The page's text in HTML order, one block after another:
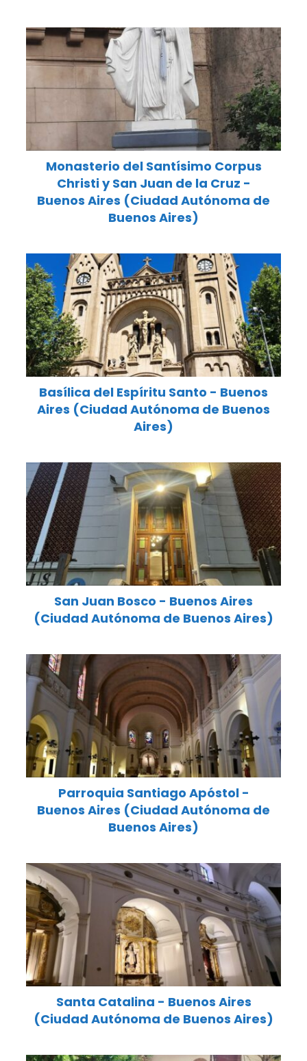
Monasterio del Santísimo Corpus
Christi y San Juan de la Cruz -
Buenos Aires (Ciudad Autónoma de
Buenos Aires)
Basílica del Espíritu Santo - Buenos
Aires (Ciudad Autónoma de Buenos
Aires)
San Juan Bosco - Buenos Aires
(Ciudad Autónoma de Buenos Aires)
Parroquia Santiago Apóstol -
Buenos Aires (Ciudad Autónoma de
Buenos Aires)
Santa Catalina - Buenos Aires
(Ciudad Autónoma de Buenos Aires)